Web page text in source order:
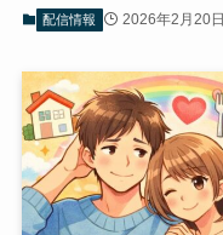
配信情報 2026年2月20日